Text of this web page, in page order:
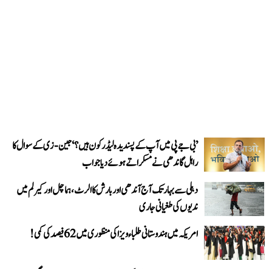
’بی جے پی میں آپ کے پسندیدہ لیڈر کون ہیں؟‘ جین-زی کے سوال کا
راہل گاندھی نے مسکراتے ہوئے دیا جواب
دہلی سے بہار تک آج آندھی اور بارش کا الرٹ، ہماچل اور کیرلم میں
ندیوں کی طغیانی جاری
امریکہ میں ہندوستانی طلباء ویزا کی منظوری میں 62 فیصد کی کمی!